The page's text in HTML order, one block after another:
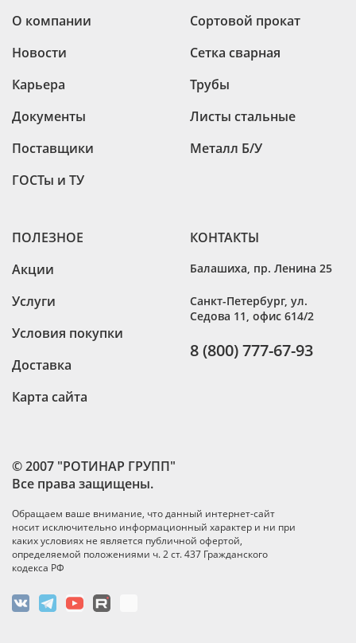
© 2007 "РОТИНАР ГРУПП"
Все права защищены.
Обращаем ваше внимание, что данный интернет-сайт
носит исключительно информационный характер и ни при
каких условиях не является публичной офертой,
определяемой положениями ч. 2 ст. 437 Гражданского
кодекса РФ
О компании
Новости
Карьера
Документы
Поставщики
ГОСТы и ТУ
Сортовой прокат
Сетка сварная
Трубы
Листы стальные
Металл Б/У
ПОЛЕЗНОЕ
Акции
Услуги
Условия покупки
Доставка
Карта сайта
КОНТАКТЫ
Балашиха пр. Ленина 25
Санкт-Петербург, ул.
Седова 11, офис 614/2
8 (800) 777-67-93